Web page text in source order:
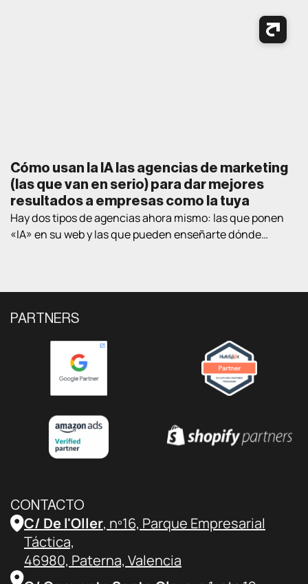
ventaja sobre las que empiezan a «mirar opciones» en el
Cómo usan la IA las agencias de marketing
(las que van en serio) para dar mejores
resultados a empresas como la tuya
Hay dos tipos de agencias ahora mismo: las que ponen
«IA» en su web y las que pueden enseñarte dónde
ejemplos […]
PARTNERS
CONTACTO
C/ De l'Oller, nº16, Parque Empresarial
Táctica,
46980, Paterna, Valencia